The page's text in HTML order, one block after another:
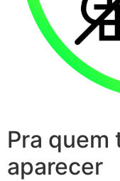
Pra quem
aparecer